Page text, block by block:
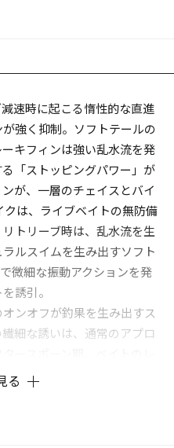
速時に起こる惰性的な直進
強く抑制。ソフトテールの
キフィンは強い乱水流を発
「ストッピングパワー」が
が、一層のチェイスとバイ
クは、ライブベイトの無防備
トリーブ時は、乱水流を生
ルスイムを生み出すソフト
微細な振動アクションを発
誘引。
ンオフが釣果を生み出すス
細な誘いは、通常のアプロ
のターンオーバー時などで
る